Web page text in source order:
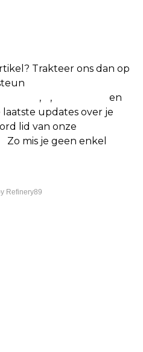
Trakteer ons dan op
, ,
en
laatste updates over je
lid van onze
Zo mis je geen enkel
Refinery89